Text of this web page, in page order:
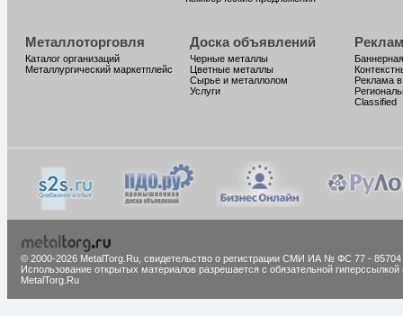
Металлоторговля
Каталог организаций
Металлургический маркетплейс
Доска объявлений
Черные металлы
Цветные металлы
Сырье и металлолом
Услуги
Реклама
Classified
© 2000-2026 MetalTorg.Ru, cвидетельство о регистрации СМИ ИА № ФС 77 - 85704
Использование открытых материалов разрешается с обязательной гиперссылкой
MetalTorg.Ru